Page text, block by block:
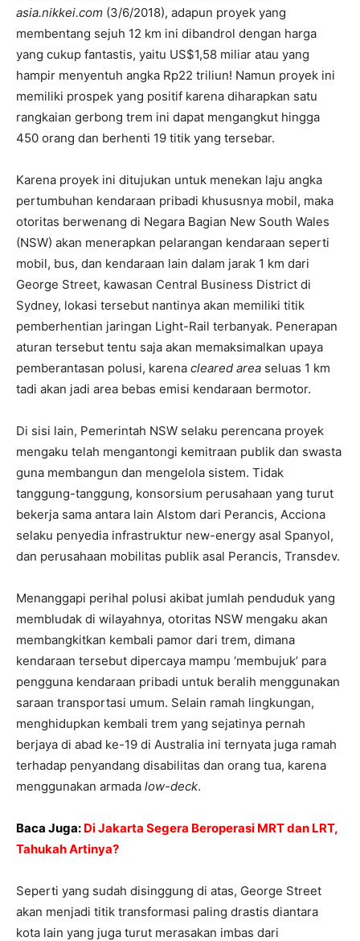
asia.nikkei.com (3/6/2018), adapun proyek yang
membentang sejuh 12 km ini dibandrol dengan harga
yang cukup fantastis, yaitu US$1,58 miliar atau yang
hampir menyentuh angka Rp22 triliun! Namun proyek ini
memiliki prospek yang positif karena diharapkan satu
rangkaian gerbong trem ini dapat mengangkut hingga
450 orang dan berhenti 19 titik yang tersebar.
Karena proyek ini ditujukan untuk menekan laju angka
pertumbuhan kendaraan pribadi khususnya mobil, maka
otoritas berwenang di Negara Bagian New South Wales
(NSW) akan menerapkan pelarangan kendaraan seperti
mobil, bus, dan kendaraan lain dalam jarak 1 km dari
George Street, kawasan Central Business District di
Sydney, lokasi tersebut nantinya akan memiliki titik
pemberhentian jaringan Light-Rail terbanyak. Penerapan
aturan tersebut tentu saja akan memaksimalkan upaya
pemberantasan polusi, karena cleared area seluas 1 km
tadi akan jadi area bebas emisi kendaraan bermotor.
Di sisi lain, Pemerintah NSW selaku perencana proyek
mengaku telah mengantongi kemitraan publik dan swasta
guna membangun dan mengelola sistem. Tidak
tanggung-tanggung, konsorsium perusahaan yang turut
bekerja sama antara lain Alstom dari Perancis, Acciona
selaku penyedia infrastruktur new-energy asal Spanyol,
dan perusahaan mobilitas publik asal Perancis, Transdev.
Menanggapi perihal polusi akibat jumlah penduduk yang
membludak di wilayahnya, otoritas NSW mengaku akan
membangkitkan kembali pamor dari trem, dimana
kendaraan tersebut dipercaya mampu ‘membujuk’ para
pengguna kendaraan pribadi untuk beralih menggunakan
saraan transportasi umum. Selain ramah lingkungan,
menghidupkan kembali trem yang sejatinya pernah
berjaya di abad ke-19 di Australia ini ternyata juga ramah
terhadap penyandang disabilitas dan orang tua, karena
menggunakan armada low-deck.
Baca Juga: Di Jakarta Segera Beroperasi MRT dan LRT,
Tahukah Artinya?
Seperti yang sudah disinggung di atas, George Street
akan menjadi titik transformasi paling drastis diantara
kota lain yang juga turut merasakan imbas dari